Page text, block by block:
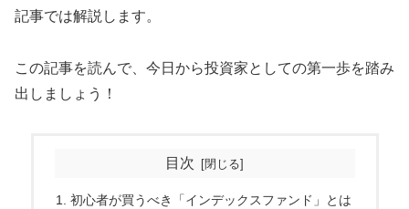
記事では解説します。
この記事を読んで、今日から投資家としての第一歩を踏み
出しましょう！
目次
初心者が買うべき「インデックスファンド」とは